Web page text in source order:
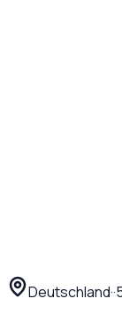
Deutschland··